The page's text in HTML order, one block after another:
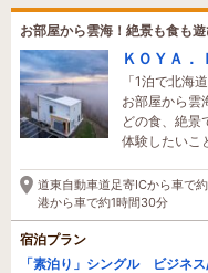
お部屋から雲海！絶景も食も
ＫＯＹＡ
「1泊で北海
お部屋から雲
どの食、絶
体験したいこ
道東自動車道足寄ICから車で
港から車で約1時間30分
宿泊プラン
「素泊り」シングル ビジネ